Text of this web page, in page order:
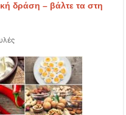
δράση – βάλτε τα στη